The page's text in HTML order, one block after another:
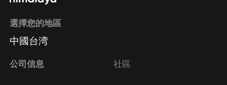
選擇您的地區
中國台湾
公司信息 社區